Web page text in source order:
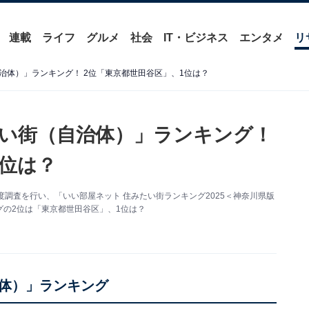
連載 ライフ グルメ 社会 IT・ビジネス エンタメ リ
体）」ランキング！ 2位「東京都世田谷区」、1位は？
街（自治体）」ランキング！
は？
査を行い、「いい部屋ネット 住みたい街ランキング2025＜神奈川県版
2位は「東京都世田谷区」、1位は？
）」ランキング